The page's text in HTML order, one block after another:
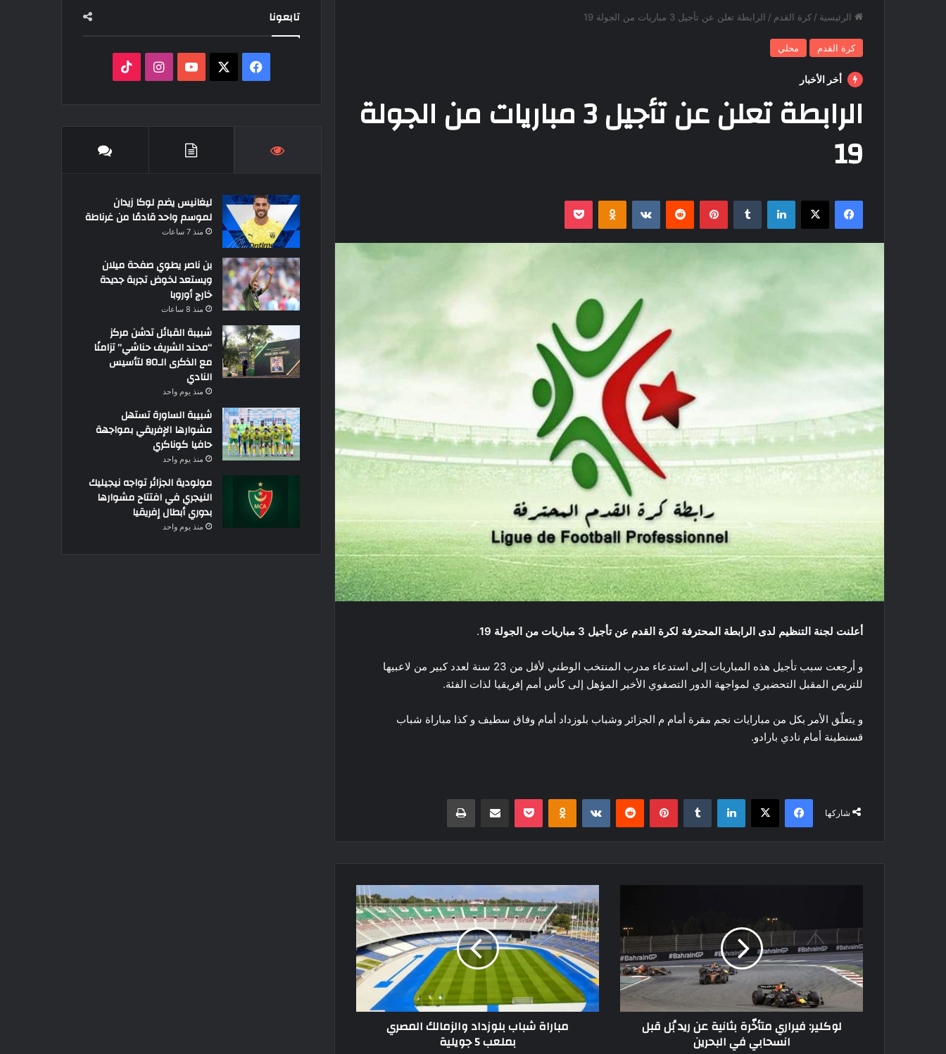
الرئيسية / كرة القدم / الرابطة تعلن عن تأجيل 3 مباريات من الجولة 19
كرة القدم محلي
أخر الأخبار
الرابطة تعلن عن تأجيل 3 مباريات من الجولة
19
فيسبوك ‫X لينكدإن بينتيريست Odnoklassniki
‫Pocket
أعلنت لجنة التنظيم لدى الرابطة المحترفة لكرة القدم عن تأجيل 3 مباريات من الجولة 19 .
و أرجعت سبب تأجيل هذه المباريات إلى استدعاء مدرب المنتخب الوطني لأقل من 23 سنة لعدد كبير من لاعبيها
للتربص المقبل التحضيري لمواجهة الدور التصفوي الأخير المؤهل إلى كأس أمم إفريقيا لذات الفئة.
و يتعلّق الأمر بكل من مبارايات نجم مقرة أمام م الجزائر وشباب بلوزداد أمام وفاق سطيف و كذا مباراة شباب
قسنطينة أمام نادي بارادو.
شاركها
فيسبوك ‫X لينكدإن بينتيريست Odnoklassniki
‫Pocket مشاركة عبر البريد طباعة
عن
ريد
بُل
انسحابي
لوكلير: فيراري متأخّرة بثانية عن ريد بُل قبل
انسحابي في البحرين
شباب
بلوزداد
والزمالك
المصري
بملعب
5
جويلية
مباراة شباب بلوزداد والزمالك المصري
بملعب 5 جويلية
تابعونا
فيسبوك ‫YouTubeانستقرام
ليغانيس يضم لوكا زيدان
لموسم واحد قادمًا من غرناطة
منذ 7 ساعات
بن ناصر يطوي صفحة ميلان
ويستعد لخوض تجربة جديدة
خارج أوروبا
منذ 8 ساعات
شبيبة القبائل تدشن مركز
“محند الشريف حناشي” تزامنًا
مع الذكرى الـ80 لتأسيس
النادي
منذ يوم واحد
شبيبة الساورة تستهل
مشوارها الإفريقي بمواجهة
حافيا كوناكري
منذ يوم واحد
مولودية الجزائر تواجه نيجيليك
النيجري في افتتاح مشوارها
بدوري أبطال إفريقيا
منذ يوم واحد